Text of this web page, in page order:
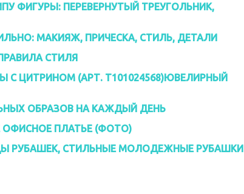
ФИГУРЫ: ПЕРЕВЕРНУТЫЙ ТРЕУГОЛЬНИК,
МАКИЯЖ, ПРИЧЕСКА, СТИЛЬ, ДЕТАЛИ
СТИЛЯ
С ЦИТРИНОМ (АРТ. Т101024568)ЮВЕЛИРНЫЙ
ОБРАЗОВ НА КАЖДЫЙ ДЕНЬ
ОФИСНОЕ ПЛАТЬЕ (ФОТО)
РУБАШЕК, СТИЛЬНЫЕ МОЛОДЕЖНЫЕ РУБАШКИ